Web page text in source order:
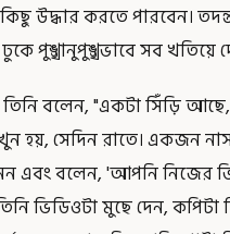
করতে পারবেন।
পুঙ্খানুপুঙ্খভাবে সব খতিয়ে
বলেন, "একটা সিঁড়ি আছে,
হয়, সেদিন রাতে। একজন
এবং বলেন, 'আপনি নিজের
ভিডিওটা মুছে দেন, কপিটা